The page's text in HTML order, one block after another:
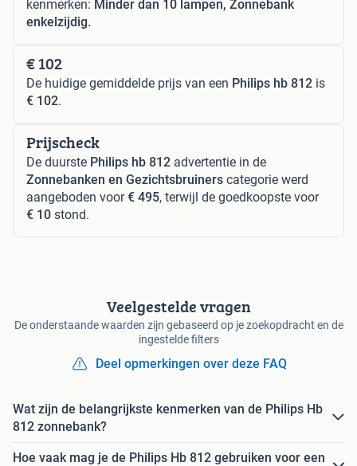
kenmerken: Minder dan 10 lampen, Zonnebank
enkelzijdig.
€ 102
De huidige gemiddelde prijs van een Philips hb 812 is
€ 102.
Prijscheck
De duurste Philips hb 812 advertentie in de
Zonnebanken en Gezichtsbruiners categorie werd
aangeboden voor€ 495, terwijl de goedkoopste voor
€ 10 stond.
Veelgestelde vragen
De onderstaande waarden zijn gebaseerd op je zoekopdracht en de
ingestelde filters
Deel opmerkingen over deze FAQ
Wat zijn de belangrijkste kenmerken van de Philips Hb
812 zonnebank?
Hoe vaak mag je de Philips Hb 812 gebruiken voor een